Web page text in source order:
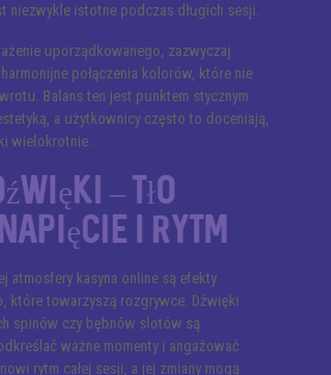
niezwykle istotne podczas długich sesji.
uporządkowanego, zazwyczaj
połączenia kolorów, które nie
Balans ten jest punktem stycznym
a użytkownicy często to doceniają,
wielokrotnie.
– tło
i rytm
atmosfery kasyna online są efekty
które towarzyszą rozgrywce. Dźwięki
spinów czy bębnów slotów są
ważne momenty i angażować
rytm całej sesji, a jej zmiany mogą